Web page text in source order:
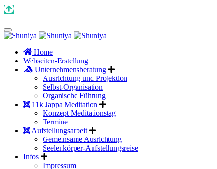
Home
Webseiten-Erstellung
Unternehmensberatung
Ausrichtung und Projektion
Selbst-Organisation
Organische Führung
11k Jappa Meditation
Konzept Meditationstag
Termine
Aufstellungsarbeit
Gemeinsame Ausrichtung
Seelenkörper-Aufstellungsreise
Infos
Impressum